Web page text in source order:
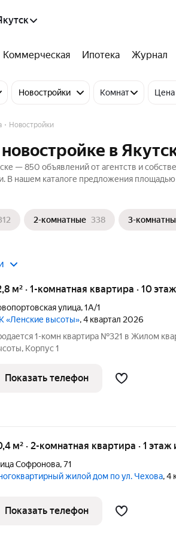
Коммерческая Ипотека Журнал
Новостройки Комнат Цена
Новостройки
в
— 850 объявлений от агентств и
нашем каталоге предложения площадью
2-комнатные 338 3-
м² · 1-комнатная квартира · 10
улица,1А/1
ЖК «Ленские высоты», 4 квартал 2026
1-комн квартира №321 в Жилом
Корпус 1
Показать телефон
м² · 2-комнатная квартира · 1 этаж
Софронова,71
жилой дом по ул. Чехова, 4
Показать телефон